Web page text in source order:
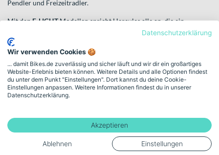
Pendler und Freizeitradler.
Mit denE-LIGHTModellen spricht Hercules alle an, die ein
besonders leichtes, agiles E-Bike suchen. Der Fokus liegt hier auf
unkompliziertem Handling und einem natürlichen Fahrgefühl im
urbanen Umfeld.
Wenn du abseits befestigter Wege unterwegs bist, bietenE-
Mountainbikes (E-MTB)die passende Unterstützung für Trails und
anspruchsvolleres Gelände. Für noch mehr Vielseitigkeit zwischen
Straße, Schotter und Waldweg stehen die robust konzipierten
Auch besondere Anforderungen werden berücksichtigt:
richten sich an Fahrer, die größere Rahmenlösungen
Datenschutzerklärung
Wir verwenden Cookies 🍪
... damit Bikes.de zuverlässig und sicher läuft und wir dir ein großartiges
Website-Erlebnis bieten können. Weitere Details und alle Optionen findest
du unter dem Punkt "Einstellungen". Dort kannst du deine Cookie-
Einstellungen anpassen. Weitere Informationen findest du in unserer
Datenschutzerklärung.
Akzeptieren
Ablehnen Einstellungen